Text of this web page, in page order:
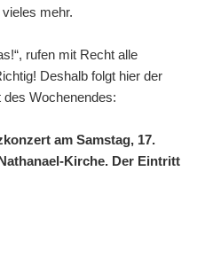
mehr.
rufen mit Recht alle
Deshalb folgt hier der
Wochenendes:
am Samstag, 17.
Kirche. Der Eintritt